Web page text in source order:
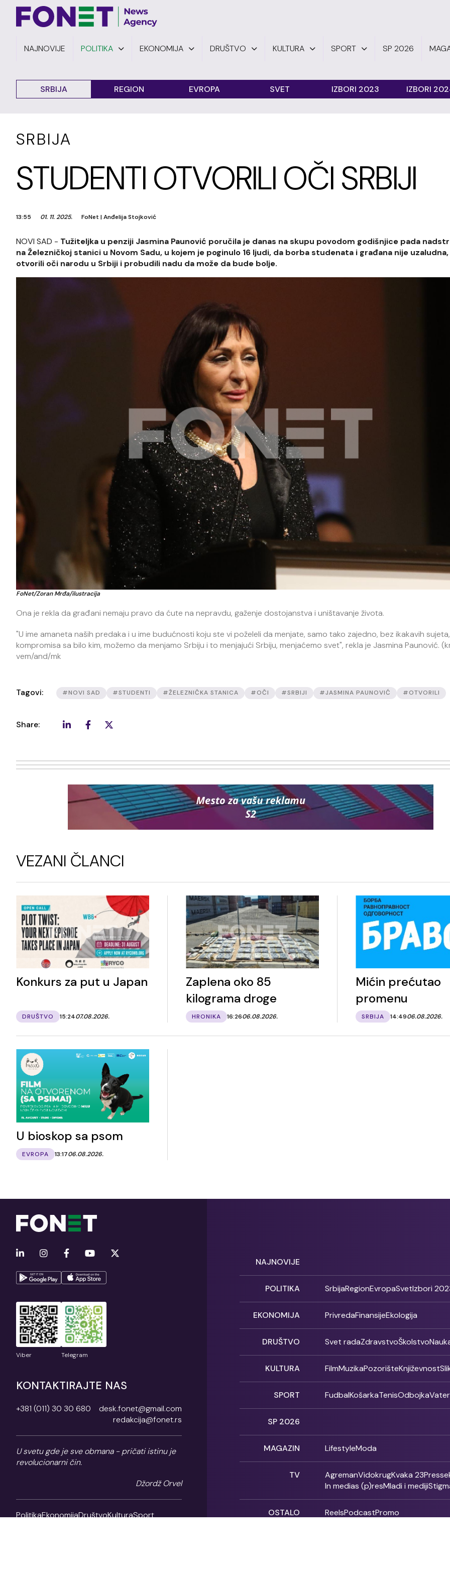
NAJNOVIJE POLITIKA EKONOMIJA DRUŠTVO KULTURA SPORT SP 2026
SRBIJA REGION EVROPA SVET IZBORI 2023 IZBORI
SRBIJA
STUDENTI OTVORILI OČI SRBIJI
13:55 01. 11. 2025. FoNet |Anđelija Stojković
NOVI SAD - Tužiteljka u penziji Jasmina Paunović poručila je danas na skupu povodom godišnjice pada
na Železničkoj stanici u Novom Sadu, u kojem je poginulo 16 ljudi, da borba studenata i građana nije
otvorili oči narodu u Srbiji i probudili nadu da može da bude bolje.
FoNet/Zoran Mrđa/ilustracija
Ona je rekla da građani nemaju pravo da ćute na nepravdu, gaženje dostojanstva i uništavanje života.
"U ime amaneta naših predaka i u ime budućnosti koju ste vi poželeli da menjate, samo tako zajedno, bez ikakavih sujeta,
kompromisa sa bilo kim, možemo da menjamo Srbiju i to menjajući Srbiju, menjaćemo svet", rekla je Jasmina Paunović.
vem/and/mk
Tagovi: #NOVI SAD #STUDENTI #ŽELEZNIČKA STANICA #OČI #SRBIJI #JASMINA PAUNOVIĆ #OTVORILI
Share:
VEZANI ČLANCI
Konkurs za put u Japan
DRUŠTVO 15:2407.08.2026.
Zaplena oko 85
kilograma droge
HRONIKA 16:2606.08.2026.
Mićin prećutao
promenu
SRBIJA 14:4906.08.2026.
U bioskop sa psom
EVROPA 13:1706.08.2026.
Viber Telegram
KONTAKTIRAJTE NAS
+381 (011) 30 30 680
desk.fonet@gmail.com
redakcija@fonet.rs
U svetu gde je sve obmana - pričati istinu je
revolucionarni čin.
Džordž Orvel
PolitikaEkonomijaDruštvoKulturaSport
NAJNOVIJE
POLITIKA SrbijaRegionEvropaSvetIzbori
EKONOMIJA PrivredaFinansijeEkologija
DRUŠTVO Svet radaZdravstvoŠkolstvo
KULTURA FilmMuzikaPozorišteKnjiževnost
SPORT FudbalKošarkaTenisOdbojka
SP 2026
MAGAZIN LifestyleModa
TV AgremanVidokrugKvaka 23
In medias (p)resMladi i mediji
OSTALO ReelsPodcastPromo